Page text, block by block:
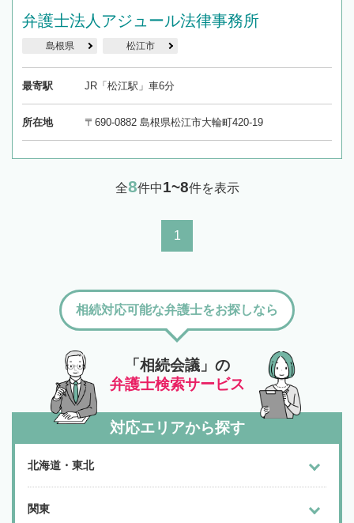
弁護士法人アジュール法律事務所
島根県 松江市
最寄駅 JR「松江駅」車6分
所在地 〒690-0882 島根県松江市大輪町420-19
全8件中1~8件を表示
1
「相続会議」の
弁護士検索サービス
相続対応可能な弁護士をお探しなら
対応エリアから探す
北海道・東北
関東